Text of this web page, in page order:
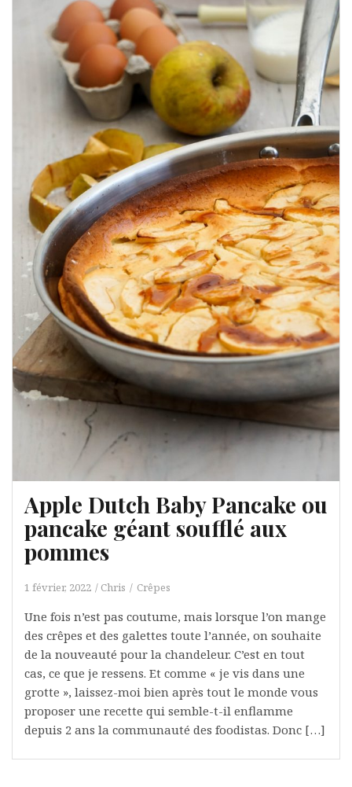
Apple Dutch Baby Pancake ou
pancake géant soufflé aux
pommes
1 février, 2022 Chris Crêpes
Une fois n’est pas coutume, mais lorsque l’on mange
des crêpes et des galettes toute l’année, on souhaite
de la nouveauté pour la chandeleur. C’est en tout
cas, ce que je ressens. Et comme « je vis dans une
grotte », laissez-moi bien après tout le monde vous
proposer une recette qui semble-t-il enflamme
depuis 2 ans la communauté des foodistas. Donc […]